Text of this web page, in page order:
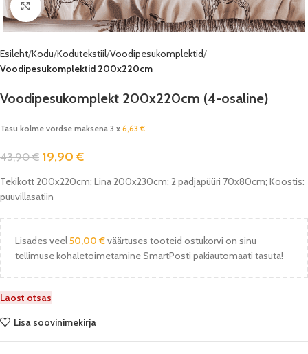
Vaata pilti
Esileht Kodu Kodutekstiil Voodipesukomplektid
Voodipesukomplektid 200x220cm
Voodipesukomplekt 200x220cm (4-osaline)
Tasu kolme võrdse maksena 3 x 6,63€
43,90€ 19,90€
Tekikott 200x220cm; Lina 200x230cm; 2 padjapüüri 70x80cm; Koostis:
puuvillasatiin
Lisades veel50,00 €väärtuses tooteid ostukorvi on sinu
tellimuse kohaletoimetamine SmartPosti pakiautomaati tasuta!
Laost otsas
Lisa soovinimekirja